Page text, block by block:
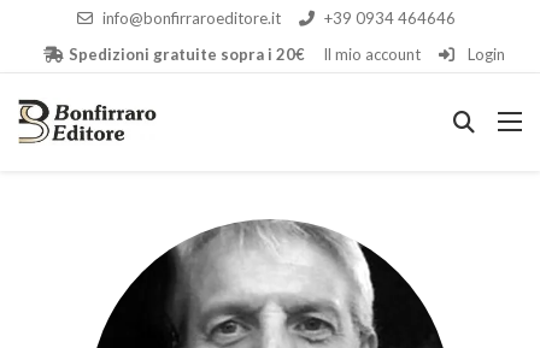
info@bonfirraroeditore.it
+39 0934 464646
Spedizioni gratuite sopra i 20€
Il mio account Login